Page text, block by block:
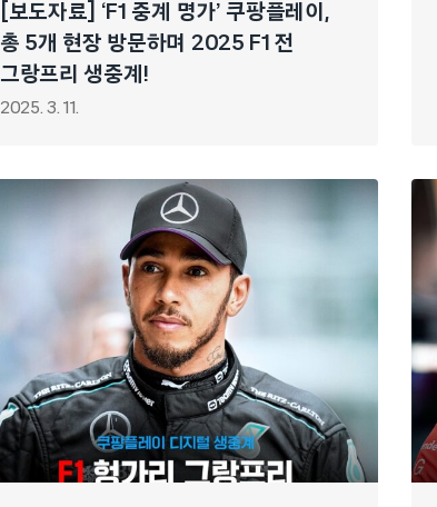
[보도자료] ‘F1 중계 명가’ 쿠팡플레이,
총 5개 현장 방문하며 2025 F1 전
그랑프리 생중계!
2025. 3. 11.